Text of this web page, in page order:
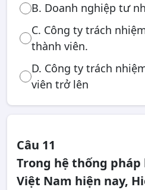
B. Doanh nghiệp tư
C. Công ty trách
thành viên.
D. Công ty trách
viên trở lên
Câu 11
Trong hệ thống
Việt Nam hiện nay,